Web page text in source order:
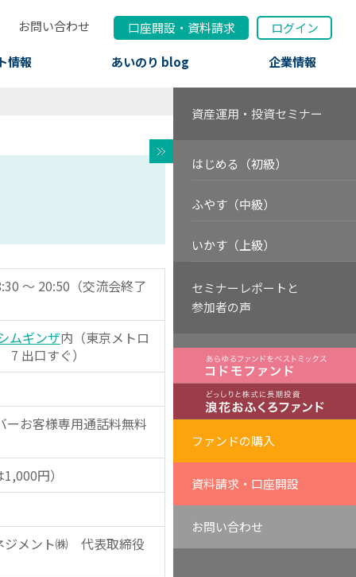
情報 あいのり blog 企業情報
お問い合わせ 口座開設 ・ 資料請求 ログイン
～ 20:50（交流会終了
ムギンザ内（東京メトロ
7 出口すぐ）
お客様専用通話料無料
円）
ジメント㈱ 代表取締役
資産運用・投資セミナー
はじめる（初級）
ふやす（中級）
いかす（上級）
セミナーレポートと
参加者の声
ファンドの購入
資料請求・口座開設
お問い合わせ